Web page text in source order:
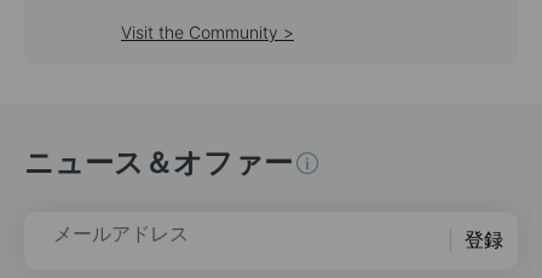
Visit the Community >
ニュース＆オファー
メールアドレス 登録